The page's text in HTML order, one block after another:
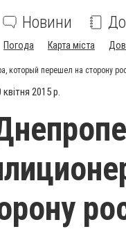
Новини
Погода Карта міста
который перешел на сторону
2015 р.